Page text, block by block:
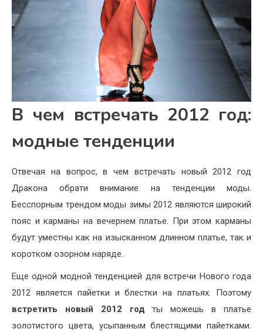
В чем встречать 2012 год:
модные тенденции
Отвечая на вопрос, в чем встречать новый 2012 год
Дракона обрати внимание на тенденции моды.
Бесспорным трендом моды зимы 2012 являются широкий
пояс и карманы на вечернем платье. При этом карманы
будут уместны как на изысканном длинном платье, так и
коротком озорном наряде.
Еще одной модной тенденцией для встречи Нового года
2012 является пайетки и блестки на платьях. Поэтому
встретить новый 2012 годты можешь в платье
золотистого цвета, усыпанным блестящими пайетками.